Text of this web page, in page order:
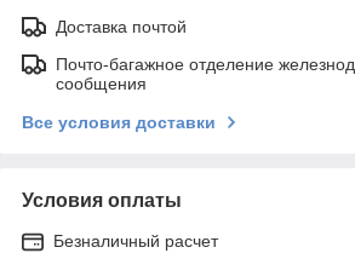
Доставка почтой
Почто-багажное отделение
сообщения
Все условия доставки
Условия оплаты
Безналичный расчет